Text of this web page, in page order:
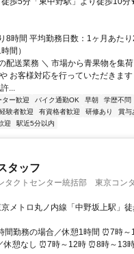
8時間 平均勤務日数：1ヶ月あたり
間）
配送業務 ＼ 市場から青果物を集
お客様対応を行っていただきま
...
ター歓迎 バイク通勤OK 早朝 学歴不問
経験者歓迎 有資格者歓迎 研修あり
賞与
迎 駅近5分以内
タッフ
タクトセンター統括部 東京コン
メトロ丸ノ内線「中野坂上駅」
間勤務の場合／休憩1時間 ⏰7時～
休憩なし ⏰7時～12時 ⏰8時～13